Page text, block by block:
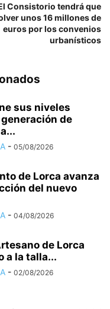
Consistorio tendrá que
unos 16 millones de
euros por los convenios
urbanísticos
sus niveles
de
- 05/08/2026
de Lorca avanza
del nuevo
- 04/08/2026
de Lorca
a la talla...
- 02/08/2026